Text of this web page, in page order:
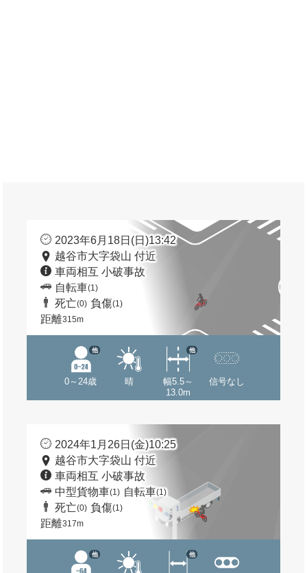
2023年6月18日(日)13:42
越谷市大字袋山 付近
車両相互 小破事故
自転車(1)
死亡(0) 負傷(1)
距離315m
0～24歳
他
晴
幅5.5～
13.0m
他
信号なし
2024年1月26日(金)10:25
越谷市大字袋山 付近
車両相互 小破事故
中型貨物車(1) 自転車(1)
死亡(0) 負傷(1)
距離317m
他 他